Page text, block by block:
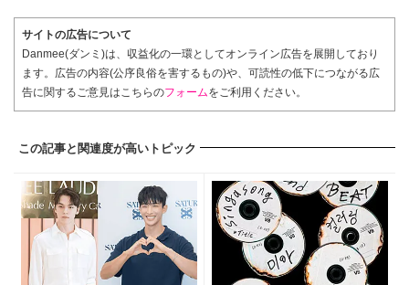
サイトの広告について
Danmee(ダンミ)は、収益化の一環としてオンライン広告を展開しており
ます。広告の内容(公序良俗を害するもの)や、可読性の低下につながる広
告に関するご意見はこちらのフォームをご利用ください。
この記事と関連度が高いトピック